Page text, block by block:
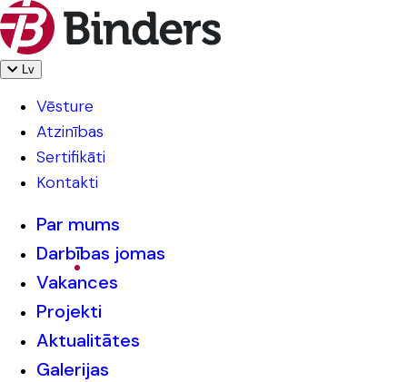
Lv
Vēsture
Atzinības
Sertifikāti
Kontakti
Par mums
Darbības jomas
Vakances
Projekti
Aktualitātes
Galerijas